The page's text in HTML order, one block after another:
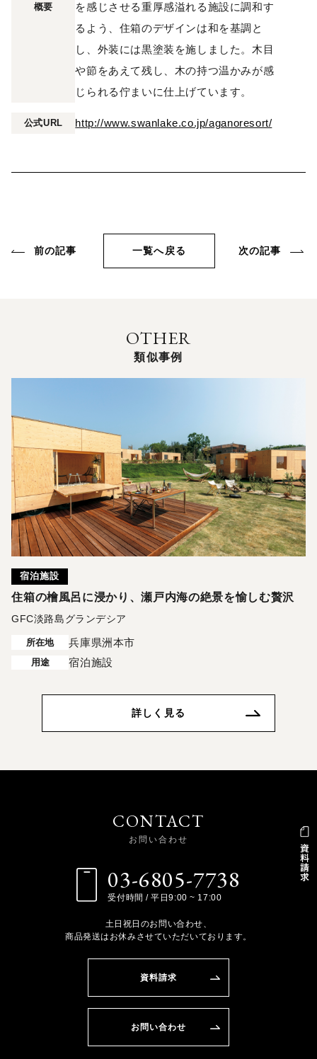
概要
を感じさせる重厚感溢れる施設に調和す
るよう、住箱のデザインは和を基調と
し、外装には黒塗装を施しました。木目
や節をあえて残し、木の持つ温かみが感
じられる佇まいに仕上げています。
公式URL http://www.swanlake.co.jp/aganoresort/
前の記事 一覧へ戻る 次の記事
OTHER
類似事例
宿泊施設
住箱の檜風呂に浸かり、瀬戸内海の絶景を愉しむ贅沢
GFC淡路島グランデシア
所在地 兵庫県洲本市
用途 宿泊施設
詳しく見る
CONTACT
お問い合わせ
03-6805-7738
受付時間 / 平日9:00 ~ 17:00
土日祝日のお問い合わせ、
商品発送はお休みさせていただいております。
資料請求
お問い合わせ